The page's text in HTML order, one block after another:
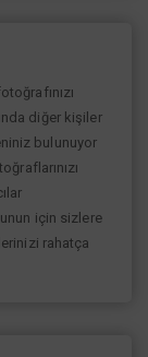
diğer kişiler
bulunuyor
için sizlere
rahatça